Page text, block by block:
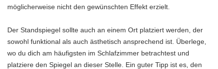
möglicherweise nicht den gewünschten Effekt erzielt.
Der Standspiegel sollte auch an einem Ort platziert werden, der
sowohl funktional als auch ästhetisch ansprechend ist. Überlege,
wo du dich am häufigsten im Schlafzimmer betrachtest und
platziere den Spiegel an dieser Stelle. Ein guter Tipp ist es, den